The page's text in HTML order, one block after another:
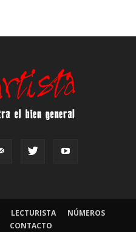
LECTURISTA
NÚMEROS
CONTACTO